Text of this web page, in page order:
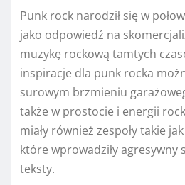
Punk rock narodził się w
jako odpowiedź na
muzykę rockową tamtych
inspiracje dla punk rocka
surowym brzmieniu
także w prostocie i energii
miały również zespoły takie
które wprowadziły agresywny
teksty.